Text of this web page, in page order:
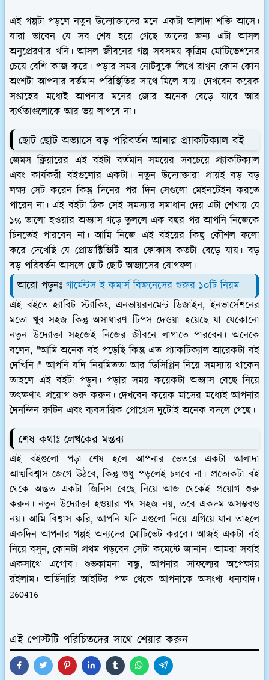
এই গল্পটা পড়লে নতুন উদ্যোক্তাদের মনে একটা আলাদা শক্তি আসে।
যারা ভাবেন যে সব শেষ হয়ে গেছে তাদের জন্য এটা আসল
অনুপ্রেরণার খনি। আসল জীবনের গল্প সবসময় কৃত্রিম মোটিভেশনের
চেয়ে বেশি কাজ করে। পড়ার সময় নোটবুকে লিখে রাখুন কোন কোন
অংশটা আপনার বর্তমান পরিস্থিতির সাথে মিলে যায়। দেখবেন কয়েক
সপ্তাহের মধ্যেই আপনার মনের জোর অনেক বেড়ে যাবে আর
ব্যর্থতাগুলোকে আর ভয় লাগবে না।
ছোট ছোট অভ্যাসে বড় পরিবর্তন আনার প্র্যাকটিক্যাল বই
জেমস ক্লিয়ারের এই বইটা বর্তমান সময়ের সবচেয়ে প্র্যাকটিক্যাল
এবং কার্যকরী বইগুলোর একটা। নতুন উদ্যোক্তারা প্রায়ই বড় বড়
লক্ষ্য সেট করেন কিন্তু দিনের পর দিন সেগুলো মেইনটেইন করতে
পারেন না। এই বইটা ঠিক সেই সমস্যার সমাধান দেয়-এটা শেখায় যে
১% ভালো হওয়ার অভ্যাস গড়ে তুললে এক বছর পর আপনি নিজেকে
চিনতেই পারবেন না। আমি নিজে এই বইয়ের কিছু কৌশল ফলো
করে দেখেছি যে প্রোডাক্টিভিটি আর ফোকাস কতটা বেড়ে যায়। বড়
বড় পরিবর্তন আসলে ছোট ছোট অভ্যাসের যোগফল।
আরো পড়ুনঃ গার্মেন্টস ই-কমার্স বিজনেসের শুরুর ১০টি নিয়ম
এই বইতে হ্যাবিট স্ট্যাকিং, এনভায়রনমেন্ট ডিজাইন, ইনভার্সেশনের
মতো খুব সহজ কিন্তু অসাধারণ টিপস দেওয়া হয়েছে যা যেকোনো
নতুন উদ্যোক্তা সহজেই নিজের জীবনে লাগাতে পারবেন। অনেকে
বলেন, "আমি অনেক বই পড়েছি কিন্তু এত প্র্যাকটিক্যাল আরেকটা বই
দেখিনি।" আপনি যদি নিয়মিততা আর ডিসিপ্লিন নিয়ে সমস্যায় থাকেন
তাহলে এই বইটা পড়ুন। পড়ার সময় কয়েকটা অভ্যাস বেছে নিয়ে
তৎক্ষণাৎ প্রয়োগ শুরু করুন। দেখবেন কয়েক মাসের মধ্যেই আপনার
দৈনন্দিন রুটিন এবং ব্যবসায়িক প্রোগ্রেস দুটোই অনেক বদলে গেছে।
শেষ কথাঃ লেখকের মন্তব্য
এই বইগুলো পড়া শেষ হলে আপনার ভেতরে একটা আলাদা
আত্মবিশ্বাস জেগে উঠবে, কিন্তু শুধু পড়লেই চলবে না। প্রত্যেকটা বই
থেকে অন্তত একটা জিনিস বেছে নিয়ে আজ থেকেই প্রয়োগ শুরু
করুন। নতুন উদ্যোক্তা হওয়ার পথ সহজ নয়, তবে একদম অসম্ভবও
নয়। আমি বিশ্বাস করি, আপনি যদি এগুলো নিয়ে এগিয়ে যান তাহলে
একদিন আপনার গল্পই অন্যদের মোটিভেট করবে। আজই একটা বই
নিয়ে বসুন, কোনটা প্রথম পড়বেন সেটা কমেন্টে জানান। আমরা সবাই
একসাথে এগোব। শুভকামনা বন্ধু, আপনার সাফল্যের অপেক্ষায়
রইলাম। অর্ডিনারি আইটির পক্ষ থেকে আপনাকে অসংখ্য ধন্যবাদ।
260416
এই পোস্টটি পরিচিতদের সাথে শেয়ার করুন